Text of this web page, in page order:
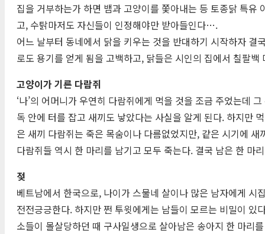
집을 거부하는가 하면 뱀과 고양이를 쫓아내는 등 토종닭 특
고, 수탉마저도 자신들이 인정해야만 받아들인다….
어느 날부터 동네에서 닭을 키우는 것을 반대하기 시작하자
로도 용기를 얻게 됨을 고백하고, 닭들은 시인의 집에서 칠팔백
고양이가 기른 다람쥐
‘나’의 어머니가 우연히 다람쥐에게 먹을 것을 조금 주었는데
독 안에 터를 잡고 새끼도 낳았다는 사실을 알게 된다. 하지만
은 새끼 다람쥐는 죽은 목숨이나 다름없었지만, 같은 시기에
다람쥐들 역시 한 마리를 남기고 모두 죽는다. 결국 남은 한 마
젖
베트남에서 한국으로, 나이가 스물네 살이나 많은 남자에게
전전긍긍한다. 하지만 쩐 투윗에게는 남들이 모르는 비밀이
소들이 몰살당하던 때 구사일생으로 살아남은 송아지 한 마리